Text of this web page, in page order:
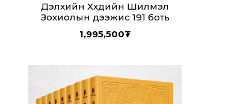
Дэлхийн Хүүхдийн Шилмэл
Зохиолын дээжис 191 боть
1,995,500₮